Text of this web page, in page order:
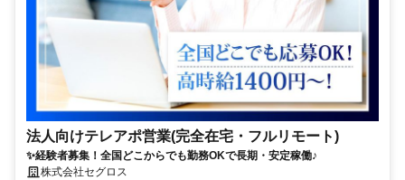
法人向けテレアポ営業(完全在宅・フルリモート)
✨経験者募集！全国どこからでも勤務OKで長期・安定稼働♪
株式会社セグロス